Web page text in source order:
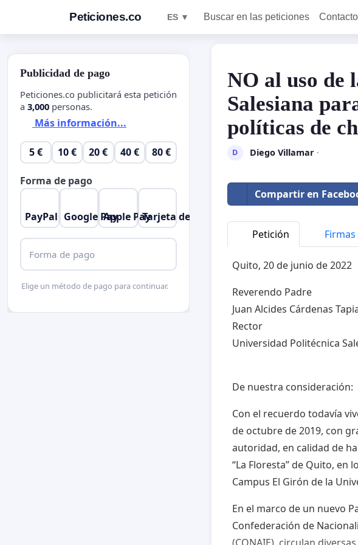
Peticiones.co ES ▼ Buscar en las peticiones
NO al uso de
Salesiana
políticas de
D Diego Villamar·
Compartir en
Petición Firmas
Quito, 20 de junio de 2022
Reverendo Padre
Juan Alcides Cárdenas
Rector
Universidad Politécnica
De nuestra consideración:
Con el recuerdo todavía
de octubre de 2019, con
autoridad, en calidad de
“La Floresta” de Quito, en
Campus El Girón de la
En el marco de un nuevo
Confederación de
Publicidad de pago
Peticiones.co publicitará esta petición
a 3,000 personas.
Más información...
5 € 10 € 20 € 40 € 80 €
Forma de pago
PayPal Google PayApple PayTarjeta de crédito
Forma de pago
Elige un método de pago para continuar.